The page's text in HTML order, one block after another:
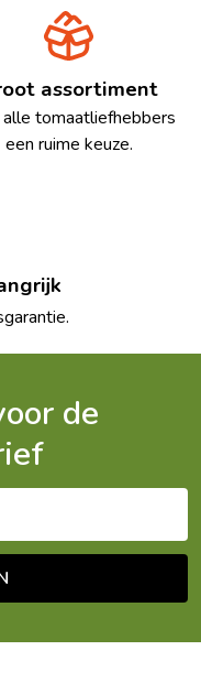
assortiment
tomaatliefhebbers
een ruime keuze.
de